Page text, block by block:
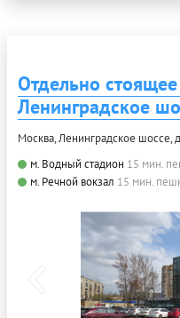
Отдельно
Ленинградское
Москва, Ленинградское шоссе,
м. Водный стадион 15 мин.
м. Речной вокзал 15 мин.